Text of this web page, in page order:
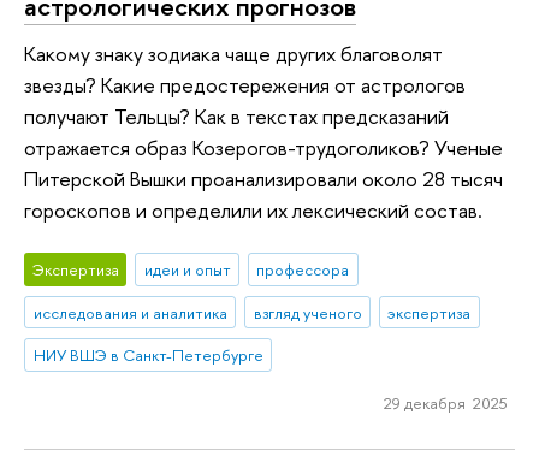
Какому знаку зодиака чаще других благоволят
звезды? Какие предостережения от астрологов
получают Тельцы? Как в текстах предсказаний
отражается образ Козерогов-трудоголиков? Ученые
Питерской Вышки проанализировали около 28 тысяч
гороскопов и определили их лексический состав.
Экспертиза идеи и опыт
профессора
исследования и аналитика
взгляд ученого
экспертиза
НИУ ВШЭ в Санкт-Петербурге
29 декабря 2025